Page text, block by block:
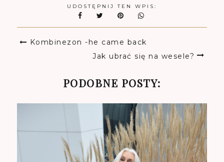
UDOSTĘPNIJ TEN WPIS:
Kombinezon -he came back
Jak ubrać się na wesele?
PODOBNE POSTY: